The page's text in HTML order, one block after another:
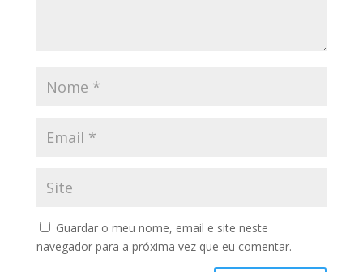
Guardar o meu nome, email e site neste
navegador para a próxima vez que eu comentar.